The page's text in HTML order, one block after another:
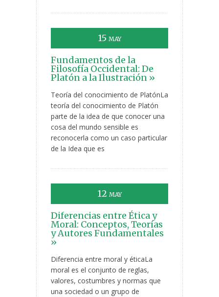
15 MAY
Fundamentos de la
Filosofía Occidental: De
Platón a la Ilustración »
Teoría del conocimiento de PlatónLa
teoría del conocimiento de Platón
parte de la idea de que conocer una
cosa del mundo sensible es
reconocerla como un caso particular
de la Idea que es
12 MAY
Diferencias entre Ética y
Moral: Conceptos, Teorías
y Autores Fundamentales
»
Diferencia entre moral y éticaLa
moral es el conjunto de reglas,
valores, costumbres y normas que
una sociedad o un grupo de